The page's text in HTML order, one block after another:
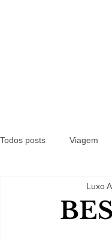
Todos posts Viagem
Luxo